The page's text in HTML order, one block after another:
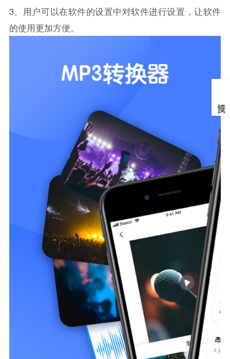
3、用户可以在软件的设置中对软件进行设置，让软件
的使用更加方便。